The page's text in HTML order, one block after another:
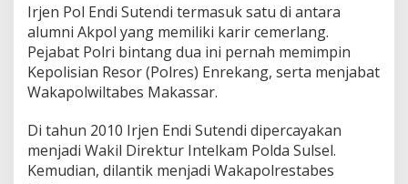
Irjen Pol Endi Sutendi termasuk satu di antara
alumni Akpol yang memiliki karir cemerlang.
Pejabat Polri bintang dua ini pernah memimpin
Kepolisian Resor (Polres) Enrekang, serta menjabat
Wakapolwiltabes Makassar.
Di tahun 2010 Irjen Endi Sutendi dipercayakan
menjadi Wakil Direktur Intelkam Polda Sulsel.
Kemudian, dilantik menjadi Wakapolrestabes